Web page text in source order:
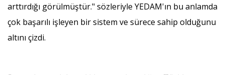
arttırdığı görülmüştür." sözleriyle YEDAM'ın bu anlamda
çok başarılı işleyen bir sistem ve sürece sahip olduğunu
altını çizdi.